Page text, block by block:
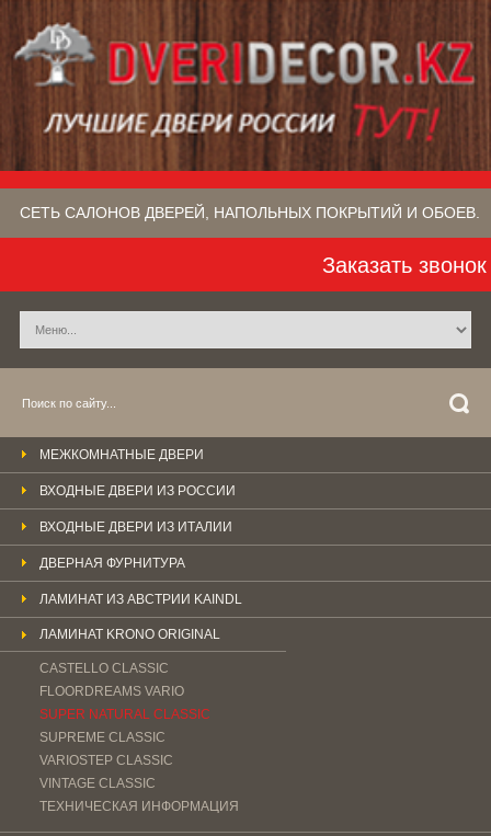
СЕТЬ САЛОНОВ ДВЕРЕЙ, НАПОЛЬНЫХ ПОКРЫТИЙ​ И ОБОЕВ.
Заказать звонок
МЕЖКОМНАТНЫЕ ДВЕРИ
ВХОДНЫЕ ДВЕРИ ИЗ РОССИИ
ВХОДНЫЕ ДВЕРИ ИЗ ИТАЛИИ
ДВЕРНАЯ ФУРНИТУРА
ЛАМИНАТ ИЗ АВСТРИИ KAINDL
ЛАМИНАТ KRONO ORIGINAL
СASTELLO СLASSIC
FLOORDREAMS VARIO
SUPER NATURAL CLASSIC
SUPREME CLASSIC
VARIOSTEP CLASSIC
VINTAGE CLASSIC
ТЕХНИЧЕСКАЯ ИНФОРМАЦИЯ